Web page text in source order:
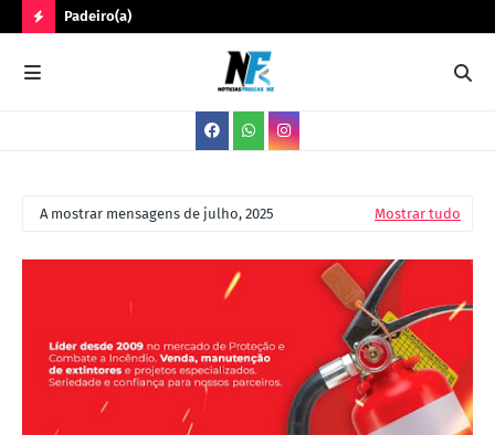
O
V
Padeiro(a)
A mostrar mensagens de julho, 2025 Mostrar tudo